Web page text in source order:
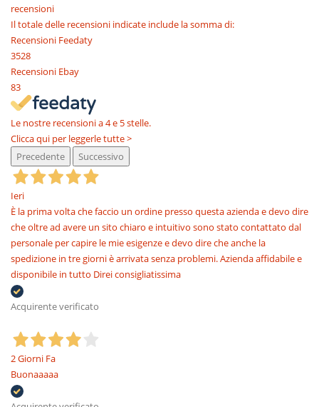
recensioni
Il totale delle recensioni indicate include la somma di:
Recensioni Feedaty
3528
Recensioni Ebay
83
Le nostre recensioni a 4 e 5 stelle.
Clicca qui per leggerle tutte >
Precedente
Successivo
Ieri
È la prima volta che faccio un ordine presso questa azienda e devo dire
che oltre ad avere un sito chiaro e intuitivo sono stato contattato dal
personale per capire le mie esigenze e devo dire che anche la
spedizione in tre giorni è arrivata senza problemi. Azienda affidabile e
disponibile in tutto Direi consigliatissima
Acquirente verificato
2 Giorni Fa
Buonaaaaa